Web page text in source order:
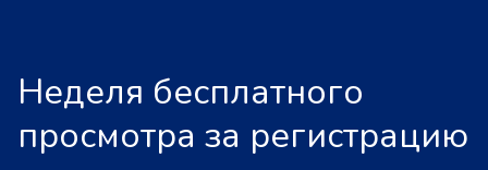
Неделя бесплатного
просмотра за регистрацию